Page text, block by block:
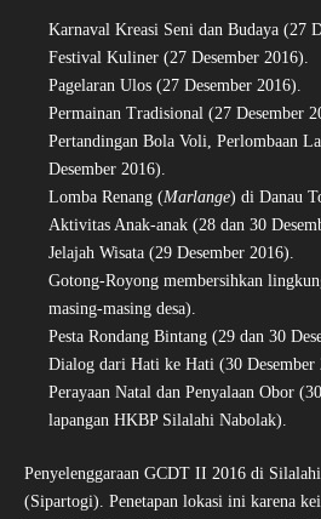
Karnaval Kreasi Seni dan Budaya (27
Festival Kuliner (27 Desember 2016).
Pagelaran Ulos (27 Desember 2016).
Permainan Tradisional (27 Desember
Pertandingan Bola Voli, Perlombaan
Desember 2016).
Lomba Renang (Marlange) di Danau
Aktivitas Anak-anak (28 dan 30
Jelajah Wisata (29 Desember 2016).
Gotong-Royong membersihkan
masing-masing desa).
Pesta Rondang Bintang (29 dan 30
Dialog dari Hati ke Hati (30 Desember
Perayaan Natal dan Penyalaan Obor
lapangan HKBP Silalahi Nabolak).
Penyelenggaraan GCDT II 2016 di
(Sipartogi). Penetapan lokasi ini karena